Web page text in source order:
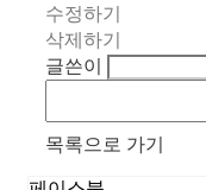
수정하기
삭제하기
글쓴이
목록으로 가기